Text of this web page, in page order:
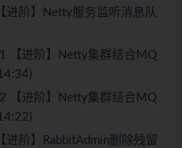
进阶】Netty服务监听消息队
【进阶】Netty集群结合MQ
【进阶】Netty集群结合MQ
进阶】RabbitAdmin删除残留